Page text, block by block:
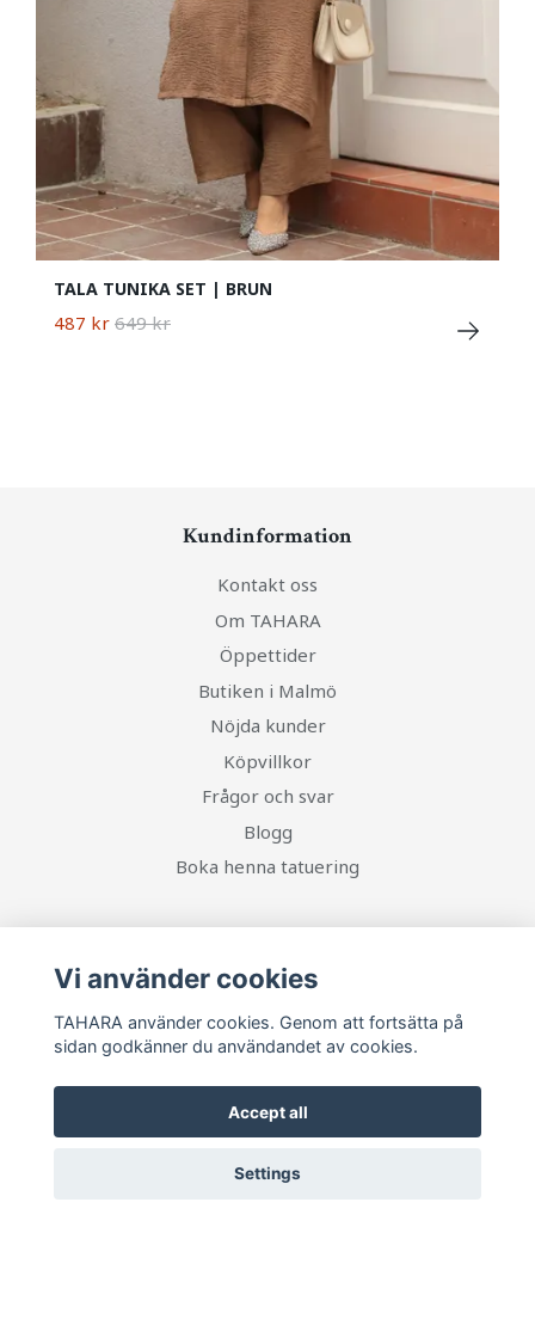
TALA TUNIKA SET | BRUN
487 kr 649 kr
Kundinformation
Kontakt oss
Om TAHARA
Öppettider
Butiken i Malmö
Nöjda kunder
Köpvillkor
Frågor och svar
Blogg
Boka henna tatuering
Ta del av senaste nytt och unika erbjudanden!
Vi använder cookies
TAHARA använder cookies. Genom att fortsätta på
sidan godkänner du användandet av cookies.
Accept all
Settings